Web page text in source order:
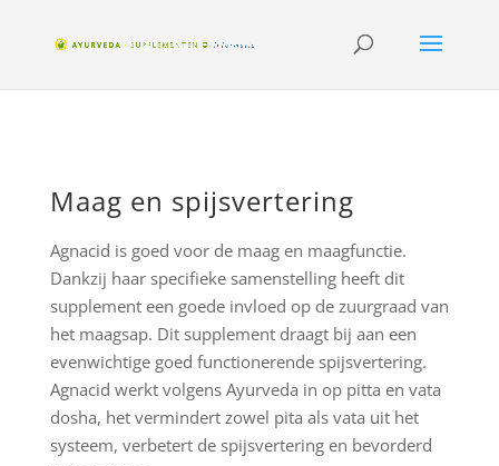
Maag en spijsvertering
Agnacid is goed voor de maag en maagfunctie.
Dankzij haar specifieke samenstelling heeft dit
supplement een goede invloed op de zuurgraad van
het maagsap. Dit supplement draagt bij aan een
evenwichtige goed functionerende spijsvertering.
Agnacid werkt volgens Ayurveda in op pitta en vata
dosha, het vermindert zowel pita als vata uit het
systeem, verbetert de spijsvertering en bevorderd